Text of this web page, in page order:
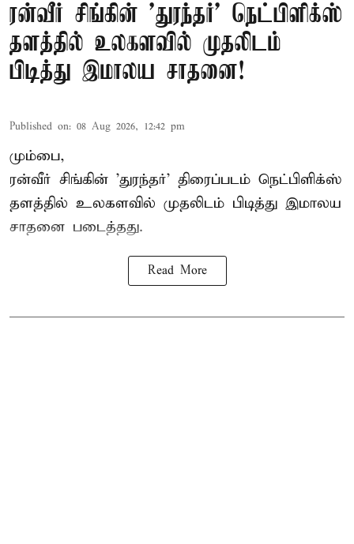
ரன்வீர் சிங்கின் 'துரந்தர்' நெட்பிளிக்ஸ்
தளத்தில் உலகளவில் முதலிடம்
பிடித்து இமாலய சாதனை!
Published on: 08 Aug 2026, 12:42 pm
மும்பை,
ரன்வீர் சிங்கின் 'துரந்தர்' திரைப்படம் நெட்பிளிக்ஸ்
தளத்தில் உலகளவில் முதலிடம் பிடித்து இமாலய
சாதனை படைத்தது.
Read More